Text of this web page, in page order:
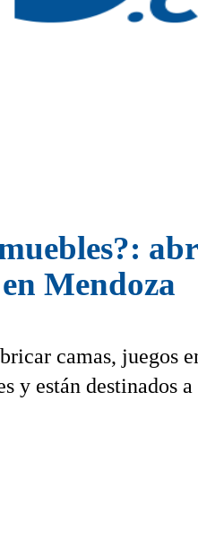
Mendoza
camas, juegos
y están destinados a